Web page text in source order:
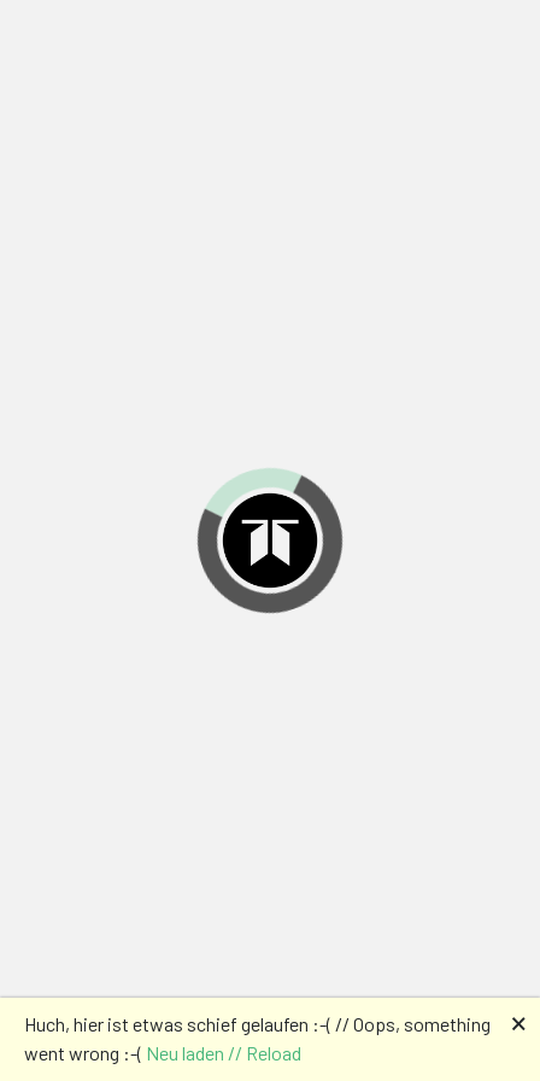
Huch, hier ist etwas schief gelaufen :-( // Oops, something
went wrong :-( Neu laden // Reload
🗙